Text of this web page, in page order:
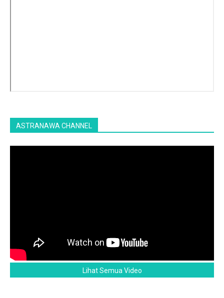
ASTRANAWA CHANNEL
Lihat Semua Video